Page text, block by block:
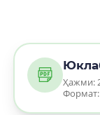
Ҳажми: